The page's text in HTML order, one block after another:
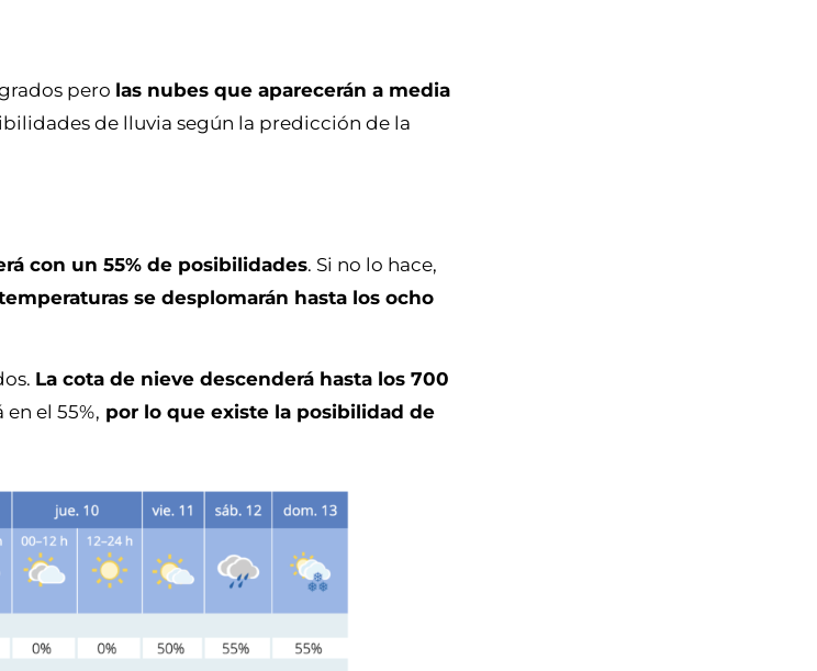
pero las nubes que aparecerán a media
de lluvia según la predicción de la
con un 55% de posibilidades. Si no lo hace,
se desplomarán hasta los ocho
La cota de nieve descenderá hasta los 700
el 55%, por lo que existe la posibilidad de